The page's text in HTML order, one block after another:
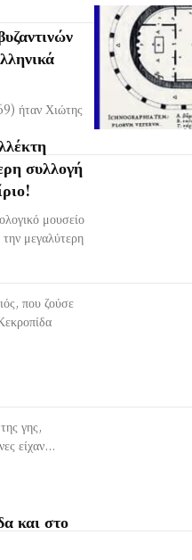
ήταν Χιώτης
συλλογή
μουσείο
μεγαλύτερη
που ζούσε
γης,
είχαν...
και στο